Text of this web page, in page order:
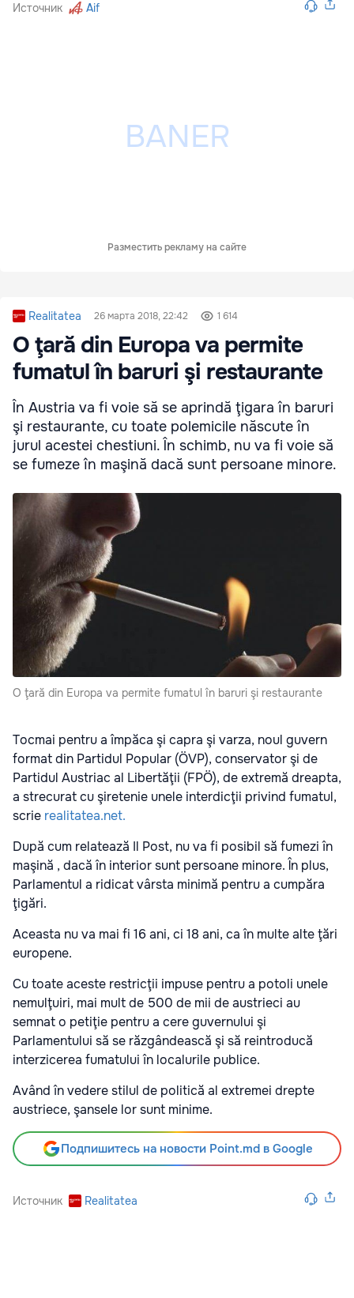
Источник Aif
Разместить рекламу на сайте
Realitatea 26 марта 2018, 22:42 1 614
O ţară din Europa va permite
fumatul în baruri şi restaurante
În Austria va fi voie să se aprindă ţigara în baruri
şi restaurante, cu toate polemicile născute în
jurul acestei chestiuni. În schimb, nu va fi voie să
se fumeze în maşină dacă sunt persoane minore.
O ţară din Europa va permite fumatul în baruri şi restaurante
Tocmai pentru a împăca şi capra şi varza, noul guvern
format din Partidul Popular (ÖVP), conservator şi de
Partidul Austriac al Libertăţii (FPÖ), de extremă dreapta,
a strecurat cu şiretenie unele interdicţii privind fumatul,
scrie realitatea.net.
După cum relatează Il Post, nu va fi posibil să fumezi în
maşină , dacă în interior sunt persoane minore. În plus,
Parlamentul a ridicat vârsta minimă pentru a cumpăra
ţigări.
Aceasta nu va mai fi 16 ani, ci 18 ani, ca în multe alte ţări
europene.
Cu toate aceste restricţii impuse pentru a potoli unele
nemulţuiri, mai mult de 500 de mii de austrieci au
semnat o petiţie pentru a cere guvernului şi
Parlamentului să se răzgândească şi să reintroducă
interzicerea fumatului în localurile publice.
Având în vedere stilul de politică al extremei drepte
austriece, şansele lor sunt minime.
Подпишитесь на новости Point.md в Google
Источник Realitatea